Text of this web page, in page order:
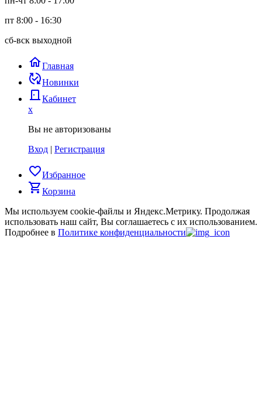
пт 8:00 - 16:30
сб-вск выходной
homeГлавная
published_with_changesНовинки
door_back Кабинет
x
Вы не авторизованы
Вход | Регистрация
favorite_borderИзбранное
shopping_cartКорзина
Мы используем cookie-файлы и Яндекс.Метрику. Продолжая
использовать наш сайт, Вы соглашаетесь с их использованием.
Подробнее в Политике конфиденциальности